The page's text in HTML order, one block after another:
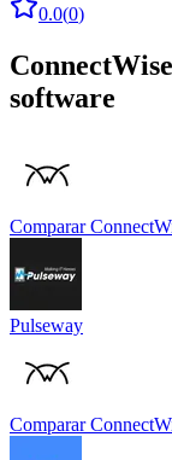
0.0(0)
software
Comparar
Pulseway
Comparar